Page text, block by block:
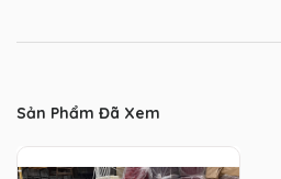
Sản Phẩm Đã Xem